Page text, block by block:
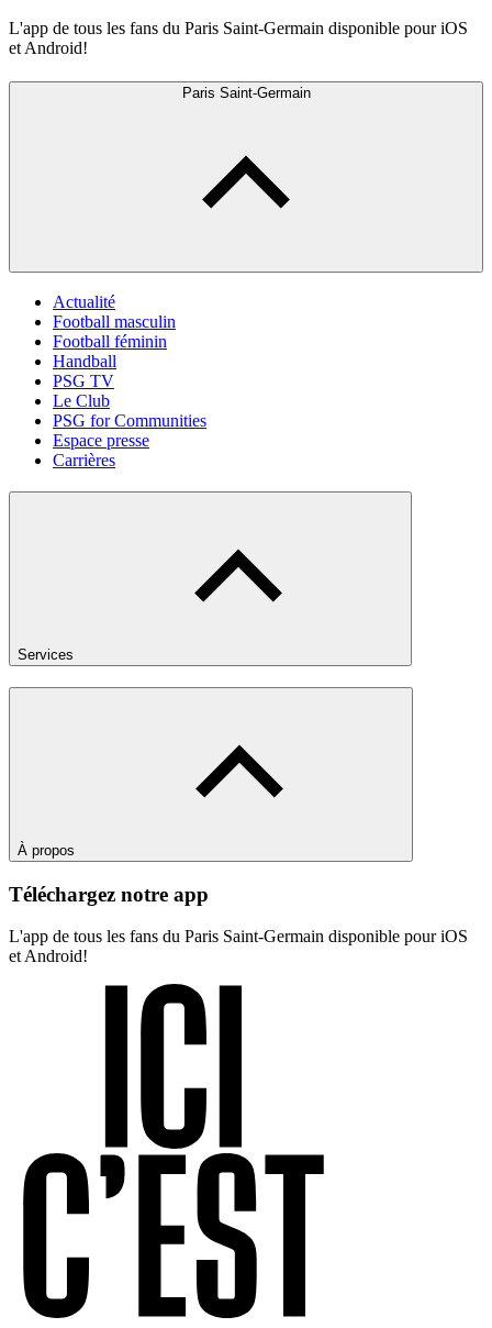
L'app de tous les fans du Paris Saint-Germain disponible pour iOS
et Android!
Paris Saint-Germain
Actualité
Football masculin
Football féminin
Handball
PSG TV
Le Club
PSG for Communities
Espace presse
Carrières
Services
À propos
Téléchargez notre app
L'app de tous les fans du Paris Saint-Germain disponible pour iOS
et Android!